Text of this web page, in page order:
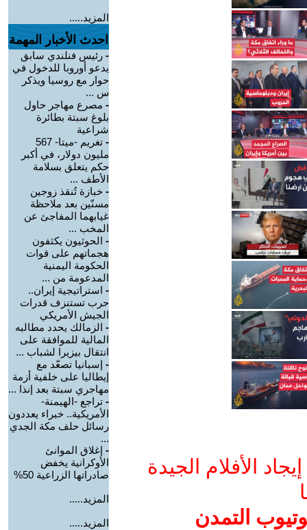
الأفلام الجيدة
التمدن
المزيد.....
احدث الأخبار المهمة
- رئيس فنلندي سابق
يدعو أوروبا للدخول في
حوار مع روسيا ويذكر
س ...
- مصرع مهاجر حاول
بلوغ سبتة بطائرة
شراعية
-
تغريم -ميتا- 567
مليون دولار، في أكبر
حكم يتعلق بسلامة
الأطف ...
- خبازة تُنقذ زوجين
مسنّين بعد ملاحظة
غيابهما المفاجئ عن
المخب ...
- الحوثيون يكثفون
هجماتهم على قوات
الحكومة اليمنية
المدعومة من ...
- استراتيجية إيران..
حرب تستنزف قدرات
الجيش الأمريكي
- الزمالك يحدد مطالبه
المالية للموافقة على
انتقال بيزيرا لشباب ...
- إسبانيا تصعّد مع
إيطاليا على خلفية أزمة
مهاجري سبتة بعد إنذا ...
- تراجع -الهيمنة-
الأمريكية.. خبراء يعددون
رسائل حلف مكة الجدي
...
- إغلاق الموانئ
الأوكرانية يخفض
صادراتها الزراعية 50%
المزيد.....
المزيد.....